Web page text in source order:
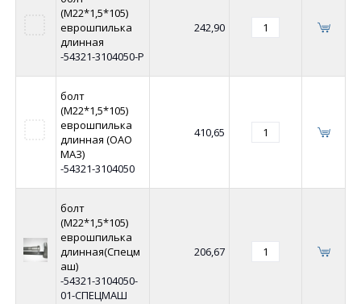
(М22*1,5*105)
еврошпилька
длинная
-54321-3104050-Р
242,90
болт
(М22*1,5*105)
еврошпилька
длинная (ОАО
МАЗ)
-54321-3104050
410,65
болт
(М22*1,5*105)
еврошпилька
длинная(Спецм
аш)
-54321-3104050-
01-СПЕЦМАШ
206,67